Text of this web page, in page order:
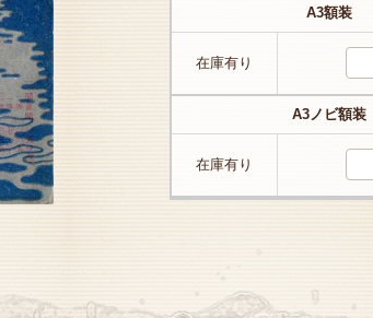
A3額装
在庫有り
A3ノビ額装
在庫有り